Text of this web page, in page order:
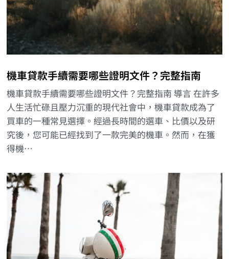
機車貸款手續需要哪些證明文件？完整指南
機車貸款手續需要哪些證明文件？完整指南 導言 在許多
人生活忙碌且壓力沉重的現代社會中，機車貸款成為了
買車的一種常見選擇。經過長時間的選車、比價以及研
究後，您可能已經找到了一款完美的機車。然而，在獲
得機…